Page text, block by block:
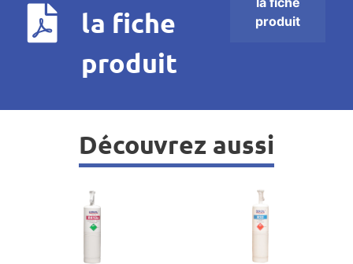
la fiche
produit
produit
Découvrez aussi